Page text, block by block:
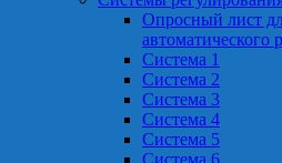
Опросный лист
автоматического
Система 1
Система 2
Система 3
Система 4
Система 5
Система 6